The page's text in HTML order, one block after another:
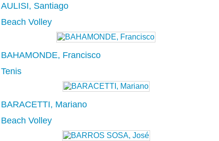
AULISI, Santiago
Beach Volley
BAHAMONDE, Francisco
Tenis
BARACETTI, Mariano
Beach Volley